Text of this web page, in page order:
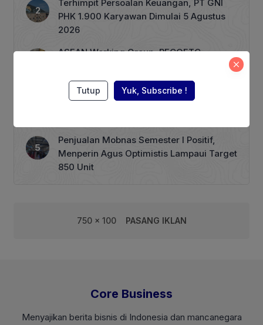
tahu masalahnya […]Terhimpit Persoalan Keuangan, PT GNI
PHK 1.900 Karyawan Dimulai 5 Agustus
2026
ASEAN Working Group, RECOFTC
Lokakarya Regional untuk Memperkuat
Tata Kelola Perhutanan Sosial
Harga BBM Nonsubsidi per 1 Agustus,
Penjualan Mobnas Semester I Positif,
Menperin Agus Optimistis Lampaui Target
850 Unit
750 x 100 PASANG IKLAN
Core Business
Menyajikan berita bisnis di Indonesia dan mancanegara
Tutup Yuk, Subscribe !